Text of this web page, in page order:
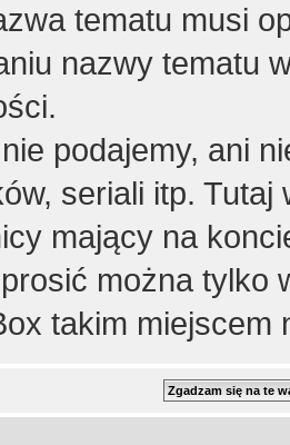
tematu musi
nazwy tematu
podajemy, ani
seriali itp. Tutaj
mający na
można tylko
takim miejscem